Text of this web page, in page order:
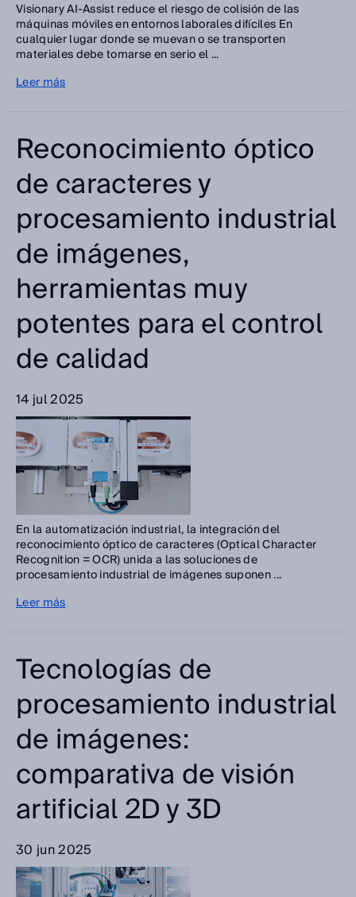
Visionary AI-Assist reduce el riesgo de colisión de las
máquinas móviles en entornos laborales difíciles En
cualquier lugar donde se muevan o se transporten
materiales debe tomarse en serio el ...
Leer más
Reconocimiento óptico
de caracteres y
procesamiento industrial
de imágenes,
herramientas muy
potentes para el control
de calidad
14 jul 2025
En la automatización industrial, la integración del
reconocimiento óptico de caracteres (Optical Character
Recognition = OCR) unida a las soluciones de
procesamiento industrial de imágenes suponen ...
Leer más
Tecnologías de
procesamiento industrial
de imágenes:
comparativa de visión
artificial 2D y 3D
30 jun 2025